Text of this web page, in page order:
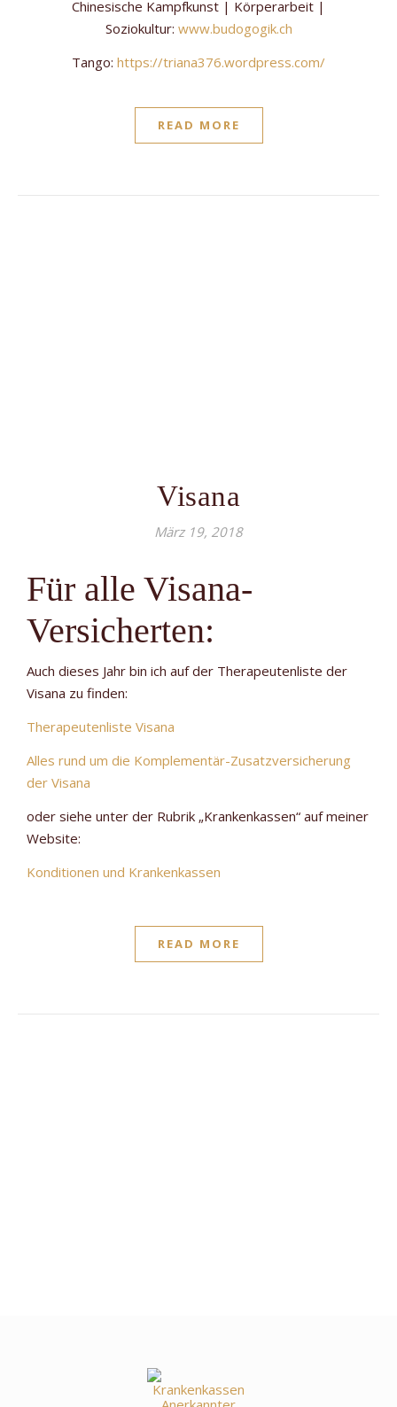
Chinesische Kampfkunst | Körperarbeit |
Soziokultur: www.budogogik.ch
Tango: https://triana376.wordpress.com/
READ MORE
Visana
März 19, 2018
Für alle Visana-
Versicherten:
Auch dieses Jahr bin ich auf der Therapeutenliste der
Visana zu finden:
Therapeutenliste Visana
Alles rund um die Komplementär-Zusatzversicherung
der Visana
oder siehe unter der Rubrik „Krankenkassen“ auf meiner
Website:
Konditionen und Krankenkassen
READ MORE